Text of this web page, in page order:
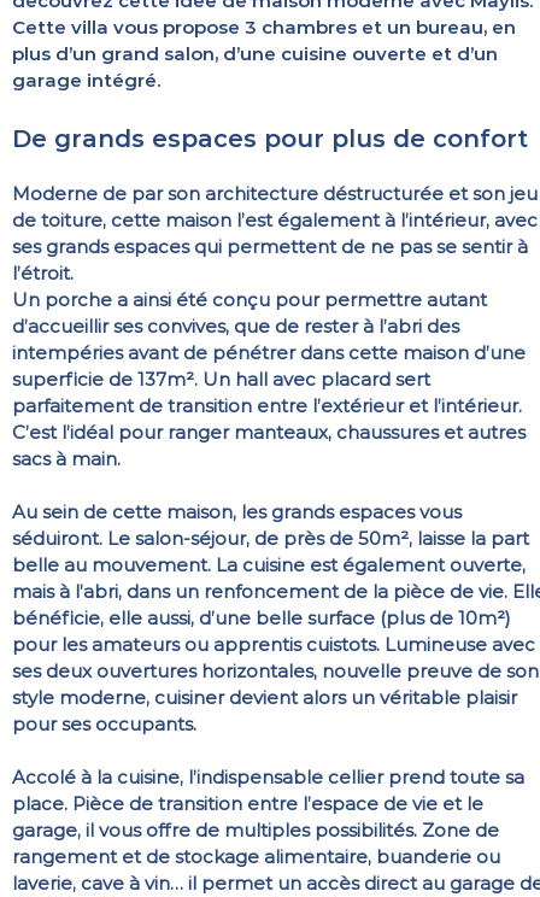
Cette villa vous propose 3 chambres et un bureau, en
plus d’un grand salon, d’une cuisine ouverte et d’un
garage intégré.
De grands espaces pour plus de confort
Moderne de par son architecture déstructurée et son jeu
de toiture, cette maison l’est également à l’intérieur, avec
ses grands espaces qui permettent de ne pas se sentir à
l’étroit.
Un porche a ainsi été conçu pour permettre autant
d’accueillir ses convives, que de rester à l’abri des
intempéries avant de pénétrer dans cette maison d’une
superficie de 137m². Un hall avec placard sert
parfaitement de transition entre l’extérieur et l’intérieur.
C’est l’idéal pour ranger manteaux, chaussures et autres
sacs à main.
Au sein de cette maison, les grands espaces vous
séduiront. Le salon-séjour, de près de 50m², laisse la part
belle au mouvement. La cuisine est également ouverte,
mais à l’abri, dans un renfoncement de la pièce de vie.
bénéficie, elle aussi, d’une belle surface (plus de 10m²)
pour les amateurs ou apprentis cuistots. Lumineuse avec
ses deux ouvertures horizontales, nouvelle preuve de son
style moderne, cuisiner devient alors un véritable plaisir
pour ses occupants.
Accolé à la cuisine, l’indispensable cellier prend toute sa
place. Pièce de transition entre l’espace de vie et le
garage, il vous offre de multiples possibilités. Zone de
rangement et de stockage alimentaire, buanderie ou
laverie, cave à vin… il permet un accès direct au garage